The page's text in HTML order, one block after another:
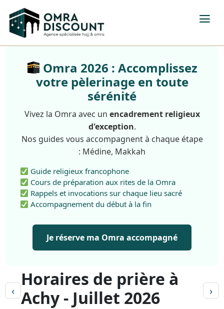
Omra 2026 : Accomplissez
votre pèlerinage en toute
sérénité
Vivez la Omra avec un encadrement religieux
d'exception.
Nos guides vous accompagnent à chaque étape
: Médine, Makkah
Guide religieux francophone
Cours de préparation aux rites de la Omra
Rappels et invocations sur chaque lieu sacré
Accompagnement du début à la fin
Je réserve ma Omra accompagné
‹
Horaires de prière à
Achy - Juillet 2026
›